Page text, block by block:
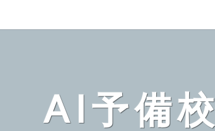
AI予備校